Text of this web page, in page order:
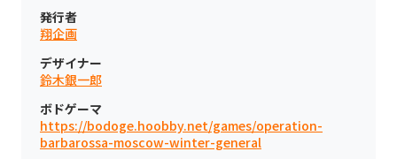
発行者
翔企画
デザイナー
鈴木銀一郎
ボドゲーマ
https://bodoge.hoobby.net/games/operation-
barbarossa-moscow-winter-general